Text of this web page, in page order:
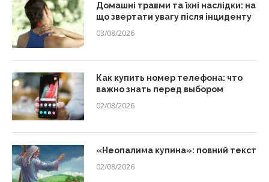
Домашні травми та їхні наслідки: на
що звертати увагу після інциденту
03/08/2026
Как купить номер телефона: что
важно знать перед выбором
02/08/2026
«Неопалима купина»: повний текст
02/08/2026